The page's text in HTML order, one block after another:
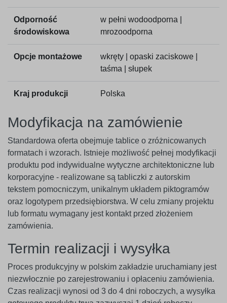
Odporność
środowiskowa
w pełni wodoodporna |
mrozoodporna
Opcje montażowe
wkręty | opaski zaciskowe |
taśma | słupek
Kraj produkcji Polska
Modyfikacja na zamówienie
Standardowa oferta obejmuje tablice o zróżnicowanych
formatach i wzorach. Istnieje możliwość pełnej modyfikacji
produktu pod indywidualne wytyczne architektoniczne lub
korporacyjne - realizowane są tabliczki z autorskim
tekstem pomocniczym, unikalnym układem piktogramów
oraz logotypem przedsiębiorstwa. W celu zmiany projektu
lub formatu wymagany jest kontakt przed złożeniem
zamówienia.
Termin realizacji i wysyłka
Proces produkcyjny w polskim zakładzie uruchamiany jest
niezwłocznie po zarejestrowaniu i opłaceniu zamówienia.
Czas realizacji wynosi od 3 do 4 dni roboczych, a wysyłka